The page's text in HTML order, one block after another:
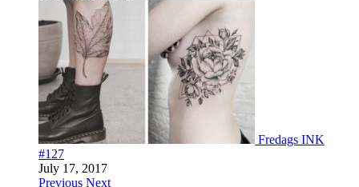
Fredags INK
#127
July 17, 2017
Previous Next